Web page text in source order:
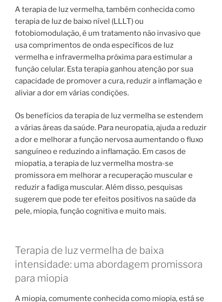
A terapia de luz vermelha, também conhecida como
terapia de luz de baixo nível (LLLT) ou
fotobiomodulação, é um tratamento não invasivo que
usa comprimentos de onda específicos de luz
vermelha e infravermelha próxima para estimular a
função celular. Esta terapia ganhou atenção por sua
capacidade de promover a cura, reduzir a inflamação e
aliviar a dor em várias condições.
Os benefícios da terapia de luz vermelha se estendem
a várias áreas da saúde. Para neuropatia, ajuda a reduzir
a dor e melhorar a função nervosa aumentando o fluxo
sanguíneo e reduzindo a inflamação. Em casos de
miopatia, a terapia de luz vermelha mostra-se
promissora em melhorar a recuperação muscular e
reduzir a fadiga muscular. Além disso, pesquisas
sugerem que pode ter efeitos positivos na saúde da
pele, miopia, função cognitiva e muito mais.
Terapia de luz vermelha de baixa
intensidade: uma abordagem promissora
para miopia
A miopia, comumente conhecida como miopia, está se